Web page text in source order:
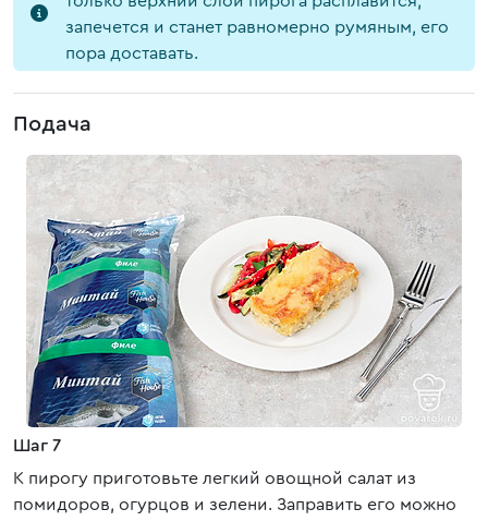
запечется и станет равномерно румяным, его
пора доставать.
Подача
Шаг 7
К пирогу приготовьте легкий овощной салат из
помидоров, огурцов и зелени. Заправить его можно